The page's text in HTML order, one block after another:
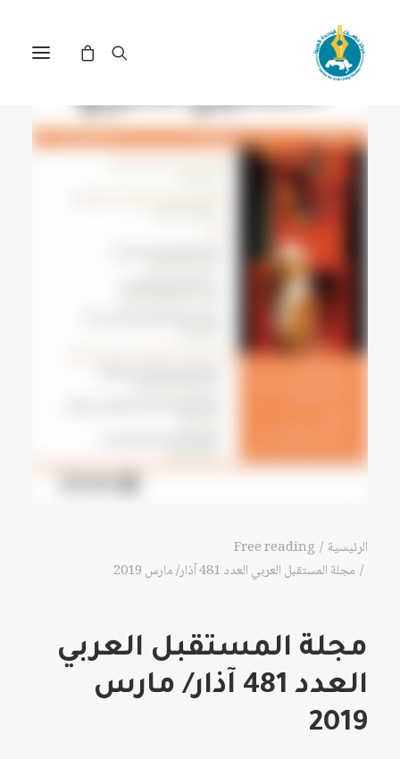
الرئيسية
Free reading
مجلة المستقبل العربي العدد 481 آذار/ مارس 2019
مجلة المستقبل العربي
العدد 481 آذار/ مارس
2019